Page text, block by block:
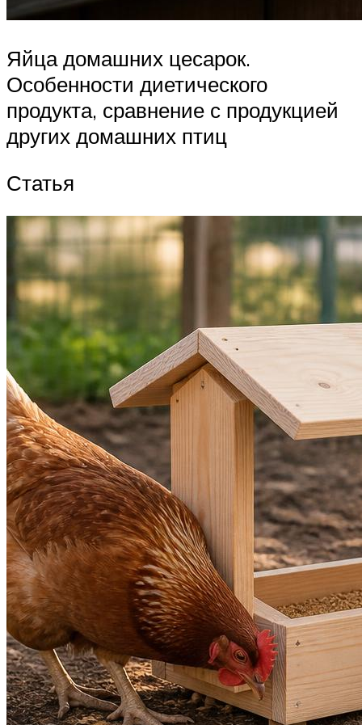
Яйца домашних цесарок.
Особенности диетического
продукта, сравнение с продукцией
других домашних птиц
Статья